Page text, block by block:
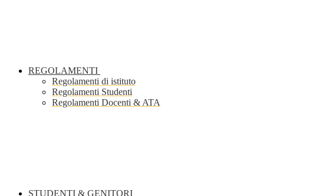
REGOLAMENTI
Regolamenti di istituto
Regolamenti Studenti
Regolamenti Docenti & ATA
STUDENTI & GENITORI